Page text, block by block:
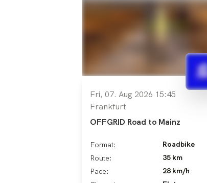
Fri, 07. Aug 2026 15:45
Frankfurt
OFFGRID Road to Mainz
Format:
Roadbike
Route:
35 km
Pace:
28 km/h